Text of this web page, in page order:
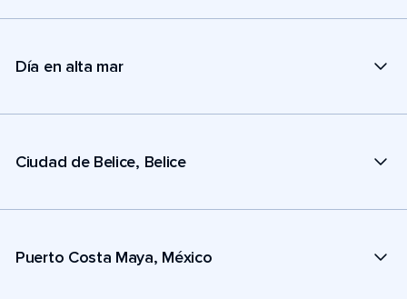
Día en alta mar
Ciudad de Belice, Belice
Puerto Costa Maya, México